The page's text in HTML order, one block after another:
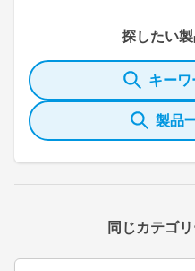
探したい
キー
製品
同じカテゴ